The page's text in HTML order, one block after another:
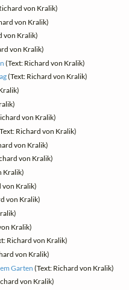
von Kralik)
von Kralik)
von Kralik)
von Kralik)
(Text: Richard von Kralik)
(Text: Richard von Kralik)
von Kralik)
Richard von Kralik)
von Kralik)
von Kralik)
Kralik)
von Kralik)
von Kralik)
Kralik)
Richard von Kralik)
von Kralik)
Garten (Text: Richard von Kralik)
von Kralik)